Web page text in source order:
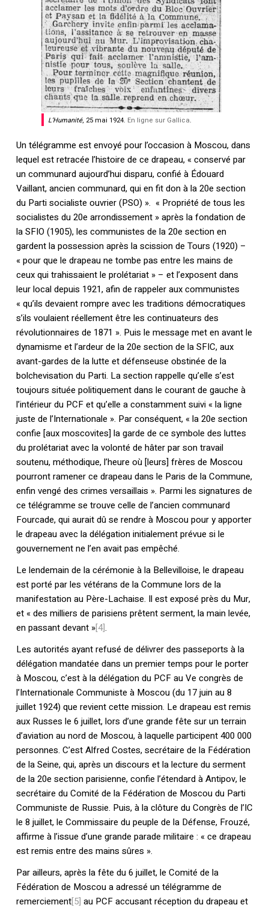
L’Humanité, 25 mai 1924. En ligne sur Gallica.
Un télégramme est envoyé pour l’occasion à Moscou, dans
lequel est retracée l’histoire de ce drapeau, « conservé par
un communard aujourd’hui disparu, confié à Édouard
Vaillant, ancien communard, qui en fit don à la 20e section
du Parti socialiste ouvrier (PSO) ». « Propriété de tous les
socialistes du 20e arrondissement » après la fondation de
la SFIO (1905), les communistes de la 20e section en
gardent la possession après la scission de Tours (1920) –
« pour que le drapeau ne tombe pas entre les mains de
ceux qui trahissaient le prolétariat » – et l’exposent dans
leur local depuis 1921, afin de rappeler aux communistes
« qu’ils devaient rompre avec les traditions démocratiques
s’ils voulaient réellement être les continuateurs des
révolutionnaires de 1871 ». Puis le message met en avant le
dynamisme et l’ardeur de la 20e section de la SFIC, aux
avant-gardes de la lutte et défenseuse obstinée de la
bolchevisation du Parti. La section rappelle qu’elle s’est
toujours située politiquement dans le courant de gauche à
l’intérieur du PCF et qu’elle a constamment suivi « la ligne
juste de l’Internationale ». Par conséquent, « la 20e section
confie [aux moscovites] la garde de ce symbole des luttes
du prolétariat avec la volonté de hâter par son travail
soutenu, méthodique, l’heure où [leurs] frères de Moscou
pourront ramener ce drapeau dans le Paris de la Commune,
enfin vengé des crimes versaillais ». Parmi les signatures de
ce télégramme se trouve celle de l’ancien communard
Fourcade, qui aurait dû se rendre à Moscou pour y apporter
le drapeau avec la délégation initialement prévue si le
gouvernement ne l’en avait pas empêché.
Le lendemain de la cérémonie à la Bellevilloise, le drapeau
est porté par les vétérans de la Commune lors de la
manifestation au Père-Lachaise. Il est exposé près du Mur,
et « des milliers de parisiens prêtent serment, la main levée,
en passant devant »[4].
Les autorités ayant refusé de délivrer des passeports à la
délégation mandatée dans un premier temps pour le porter
à Moscou, c’est à la délégation du PCF au Ve congrès de
l’Internationale Communiste à Moscou (du 17 juin au 8
juillet 1924) que revient cette mission. Le drapeau est remis
aux Russes le 6 juillet, lors d’une grande fête sur un terrain
d’aviation au nord de Moscou, à laquelle participent 400 000
personnes. C’est Alfred Costes, secrétaire de la Fédération
de la Seine, qui, après un discours et la lecture du serment
de la 20e section parisienne, confie l’étendard à Antipov, le
secrétaire du Comité de la Fédération de Moscou du Parti
Communiste de Russie. Puis, à la clôture du Congrès de l’IC
le 8 juillet, le Commissaire du peuple de la Défense, Frouzé,
affirme à l’issue d’une grande parade militaire : « ce drapeau
est remis entre des mains sûres ».
Par ailleurs, après la fête du 6 juillet, le Comité de la
Fédération de Moscou a adressé un télégramme de
remerciement[5] au PCF accusant réception du drapeau et